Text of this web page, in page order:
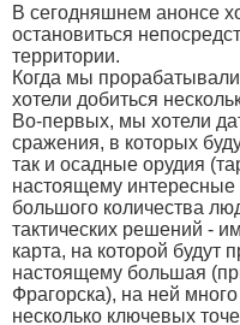
В сегодняшнем анонсе
остановиться
территории.
Когда мы
хотели добиться
Во-первых, мы хотели
сражения, в которых
так и осадные орудия
настоящему
большого количества
тактических решений -
карта, на которой будут
настоящему большая
Фрагорска), на ней
несколько ключевых